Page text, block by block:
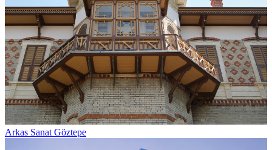
Arkas Sanat Göztepe